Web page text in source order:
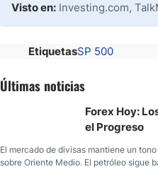
Visto en: Investing.com,
EtiquetasSP 500
Últimas noticias
Forex Hoy:
el Progreso
El mercado de divisas mantiene un
sobre Oriente Medio. El petróleo sigue